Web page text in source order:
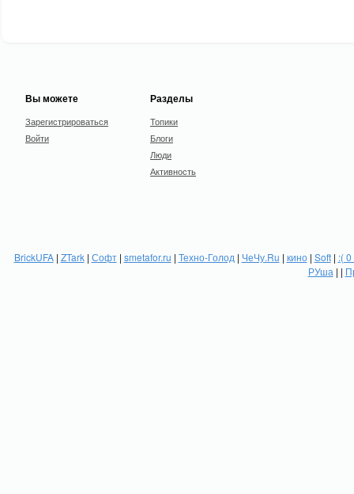
Вы можете
Зарегистрироваться
Войти
Разделы
Топики
Блоги
Люди
Активность
BrickUFA| ZTark| Софт| smetafor.ru | Техно-Голод | ЧеЧу.Ru | кино| Soft| :(
РУша | |